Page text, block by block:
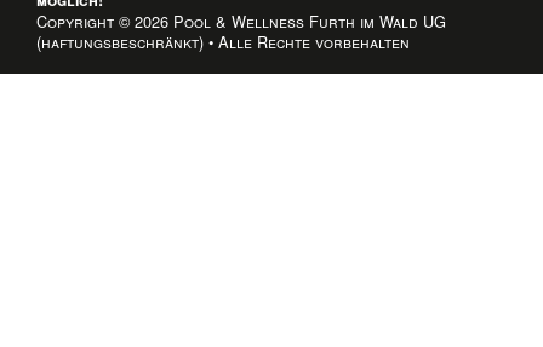
Copyright © 2026 Pool & Wellness Furth im Wald UG
(haftungsbeschränkt) • Alle Rechte vorbehalten